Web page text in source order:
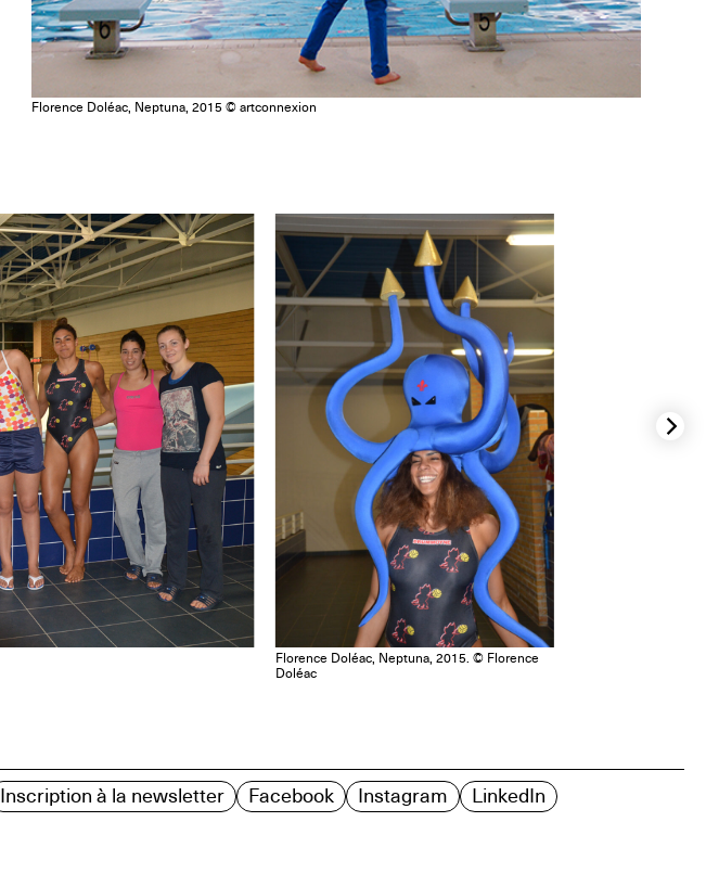
Florence Doléac, Neptuna, 2015 © artconnexion
Florence Doléac, Neptuna, 2015. © Florence
Doléac
Inscription à la newsletter Facebook Instagram LinkedIn